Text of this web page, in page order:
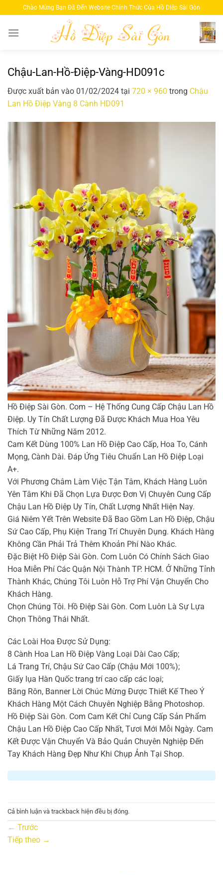
qua
nội
Chào Mừng Bạn Đã Đến Website Chính Thức Của Hồ Diệp Sài Gòn
Chậu-Lan-Hồ-Điệp-Vàng-HD091c
Được xuất bản vào 01/02/2024 tại 720 × 960 trong Chậu
Lan Hồ Điệp Vàng 8 Cành HD091
Hồ Điệp Sài Gòn. Com – Hệ Thống Cung Cấp Chậu Lan Hồ
Điệp. Uy Tín Chất Lượng Đã Được Khách Mua Hoa Yêu
Thích Từ Những Năm 2012.
Cam Kết Dùng 100% Lan Hồ Điệp Cao Cấp, Hoa To, Cánh
Mọng, Cành Dài. Đáp Ứng Tiêu Chuẩn Lan Hồ Điệp Loại
A+.
Với Phương Châm Làm Việc Tận Tâm, Khách Hàng Luôn
Yên Tâm Khi Đã Chọn Lựa Được Đơn Vị Chuyên Cung Cấp
Chậu Lan Hồ Điệp Uy Tín, Chất Lượng Nhất Hiện Nay.
Giá Niêm Yết Trên Website Đã Bao Gồm Lan Hồ Điệp, Chậu
Sứ Cao Cấp, Phụ Kiện Trang Trí Chuyên Dụng. Khách Hàng
Không Cần Phải Trả Thêm Khoản Phí Nào Khác.
Đặc Biệt Hồ Điệp Sài Gòn. Com Luôn Có Chính Sách Giao
Hoa Miễn Phí Các Quận Nội Thành TP. HCM. Ở Những Tỉnh
Thành Khác, Chúng Tôi Luôn Hỗ Trợ Phí Vận Chuyển Cho
Khách Hàng.
Chọn Chúng Tôi. Hồ Điệp Sài Gòn. Com Luôn Là Sự Lựa
Chọn Thông Thái Nhất.
Các Loài Hoa Được Sử Dụng:
8 Cành Hoa Lan Hồ Điệp Vàng Loại Dài Cao Cấp;
Lá Trang Trí, Chậu Sứ Cao Cấp (Chậu Mới 100%);
Giấy lụa Hàn Quốc trang trí cao cấp các loại;
Băng Rôn, Banner Lời Chúc Mừng Được Thiết Kế Theo Ý
Khách Hàng Một Cách Chuyên Nghiệp Bằng Photoshop.
Hồ Điệp Sài Gòn. Com Cam Kết Chỉ Cung Cấp Sản Phẩm
Chậu Lan Hồ Điệp Cao Cấp Nhất, Tươi Mới Mỗi Ngày. Cam
Kết Được Vận Chuyển Và Bảo Quản Chuyên Nghiệp Đến
Tay Khách Hàng Đẹp Như Khi Chụp Ảnh Tại Shop.
Cả bình luận và trackback hiện đều bị đóng.
← Trước
Tiếp theo →